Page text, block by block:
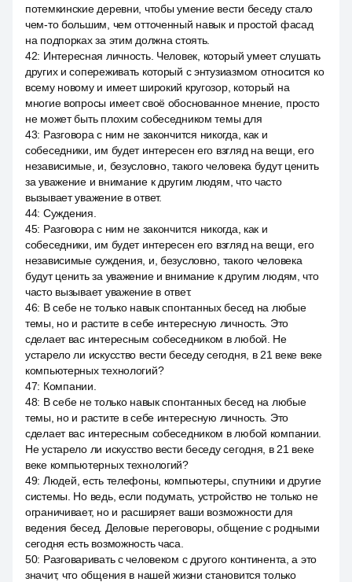
потемкинские деревни, чтобы умение вести беседу стало
чем-то большим, чем отточенный навык и простой фасад
на подпорках за этим должна стоять.
42: Интересная личность. Человек, который умеет слушать
других и сопереживать который с энтузиазмом относится ко
всему новому и имеет широкий кругозор, который на
многие вопросы имеет своё обоснованное мнение, просто
не может быть плохим собеседником темы для
43: Разговора с ним не закончится никогда, как и
собеседники, им будет интересен его взгляд на вещи, его
независимые, и, безусловно, такого человека будут ценить
за уважение и внимание к другим людям, что часто
вызывает уважение в ответ.
44: Суждения.
45: Разговора с ним не закончится никогда, как и
собеседники, им будет интересен его взгляд на вещи, его
независимые суждения, и, безусловно, такого человека
будут ценить за уважение и внимание к другим людям, что
часто вызывает уважение в ответ.
46: В себе не только навык спонтанных бесед на любые
темы, но и растите в себе интересную личность. Это
сделает вас интересным собеседником в любой. Не
устарело ли искусство вести беседу сегодня, в 21 веке веке
компьютерных технологий?
47: Компании.
48: В себе не только навык спонтанных бесед на любые
темы, но и растите в себе интересную личность. Это
сделает вас интересным собеседником в любой компании.
Не устарело ли искусство вести беседу сегодня, в 21 веке
веке компьютерных технологий?
49: Людей, есть телефоны, компьютеры, спутники и другие
системы. Но ведь, если подумать, устройство не только не
ограничивает, но и расширяет ваши возможности для
ведения бесед. Деловые переговоры, общение с родными
сегодня есть возможность часа.
50: Разговаривать с человеком с другого континента, а это
значит, что общения в нашей жизни становится только